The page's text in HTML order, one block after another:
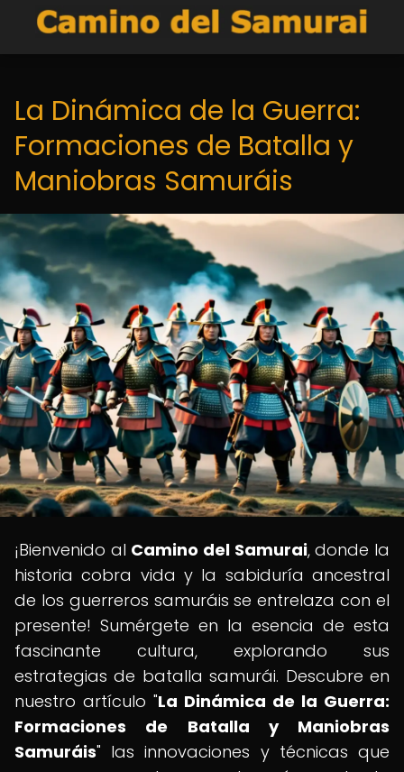
La Dinámica de la Guerra:
Formaciones de Batalla y
Maniobras Samuráis
¡Bienvenido al Camino del Samurai, donde la
historia cobra vida y la sabiduría ancestral
de los guerreros samuráis se entrelaza con el
presente! Sumérgete en la esencia de esta
fascinante cultura, explorando sus
estrategias de batalla samurái. Descubre en
nuestro artículo "La Dinámica de la Guerra:
Formaciones de Batalla y Maniobras
Samuráis" las innovaciones y técnicas que